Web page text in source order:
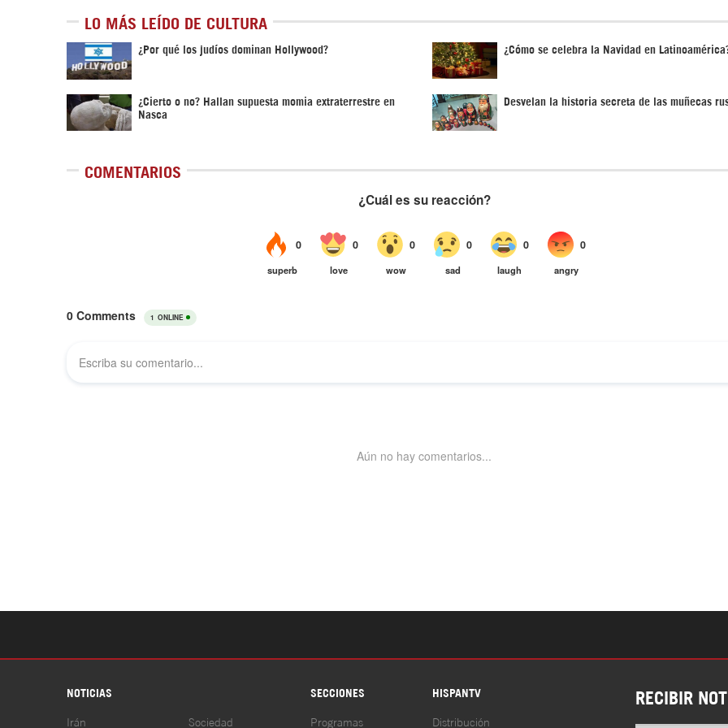
LO MÁS LEÍDO DE CULTURA
¿Por qué los judíos dominan Hollywood? ¿Cómo se celebra la Navidad en
¿Cierto o no? Hallan supuesta momia extraterrestre en
Nasca
Desvelan la historia secreta de las muñecas
COMENTARIOS
NOTICIAS SECCIONES HISPANTV
Irán Sociedad Programas Distribución
RECIBIR